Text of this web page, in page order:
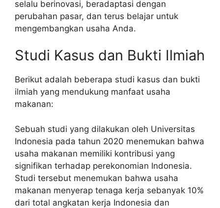
selalu berinovasi, beradaptasi dengan
perubahan pasar, dan terus belajar untuk
mengembangkan usaha Anda.
Studi Kasus dan Bukti Ilmiah
Berikut adalah beberapa studi kasus dan bukti
ilmiah yang mendukung manfaat usaha
makanan:
Sebuah studi yang dilakukan oleh Universitas
Indonesia pada tahun 2020 menemukan bahwa
usaha makanan memiliki kontribusi yang
signifikan terhadap perekonomian Indonesia.
Studi tersebut menemukan bahwa usaha
makanan menyerap tenaga kerja sebanyak 10%
dari total angkatan kerja Indonesia dan